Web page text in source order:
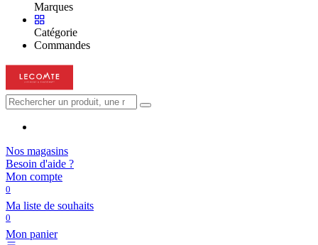
Marques
Catégorie
Commandes
Nos magasins
Besoin d'aide ?
Mon compte
0
Ma liste de souhaits
0
Mon panier